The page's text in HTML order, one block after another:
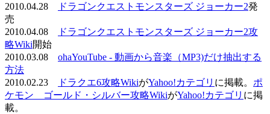
2010.04.28
ドラゴンクエストモンスターズ ジョーカー2発
売
2010.04.08
ドラゴンクエストモンスターズ ジョーカー2攻
略Wiki開始
2010.03.08 ohaYouTube - 動画から音楽（MP3)だけ抽出する
方法
2010.02.23
ドラクエ6攻略WikiがYahoo!カテゴリ に掲載。 ポ
ケモン ゴールド・シルバー攻略WikiがYahoo!カテゴリ に掲
載。